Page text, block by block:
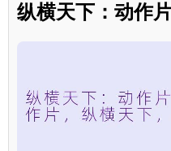
纵横天下：动作